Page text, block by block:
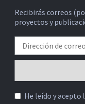
Recibirás correos
proyectos y
He leído y acepto